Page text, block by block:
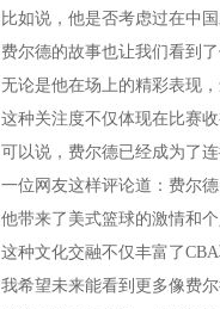
比如说，他是否考虑过在中
费尔德的故事也让我们看到
无论是他在场上的精彩表现
这种关注度不仅体现在比赛
可以说，费尔德已经成为了
一位网友这样评论道：费尔
他带来了美式篮球的激情和
这种文化交融不仅丰富了
我希望未来能看到更多像费